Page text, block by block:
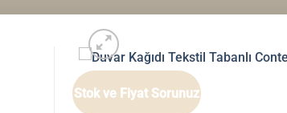
Stok ve Fiyat Sorunuz